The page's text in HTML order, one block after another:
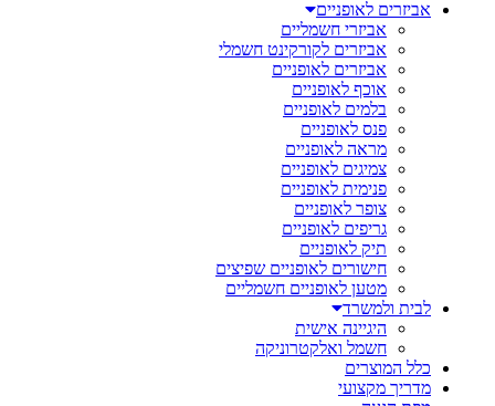
אביזרים לאופניים
אביזרי חשמליים
אביזרים לקורקינט חשמלי
אביזרים לאופניים
אוכף לאופניים
בלמים לאופניים
פנס לאופניים
מראה לאופניים
צמיגים לאופניים
פנימית לאופניים
צופר לאופניים
גריפים לאופניים
תיק לאופניים
חישורים לאופניים שפיצים
מטען לאופניים חשמליים
לבית ולמשרד
היגיינה אישית
חשמל ואלקטרוניקה
כלל המוצרים
מדריך מקצועי